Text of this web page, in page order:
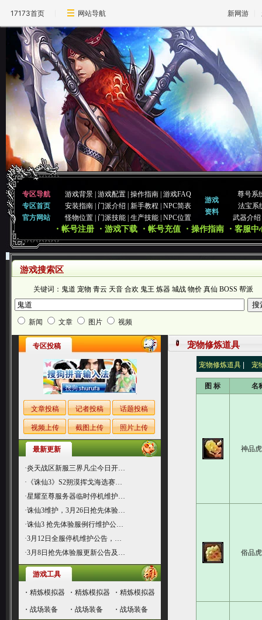
17173首页 网站导航 新网游
专区导航
专区首页
官方网站
游戏背景 |游戏配置 |操作指南 |游戏FAQ
安装指南
门派介绍 |新手教程 |NPC简表
怪物位置
门派技能 |生产技能 |NPC位置
游戏
资料
尊号系
法宝系
武器介绍
・帐号注册 ・游戏下载 ・帐号充值 ・操作指南 ・客服中
游戏搜索区
关键词： 鬼道 宠物 青云 天音 合欢 鬼王 炼器 城战 物价 真仙 BOSS 帮派
新闻 文章 图片 视频
专区投稿
文章投稿 记者投稿 话题投稿
视频上传 截图上传 照片上传
最新更新
·炎天战区新服三界凡尘今日开…
· 《诛仙3》S2朔漠挥戈海选赛…
·星耀至尊服务器临时停机维护…
·诛仙3维护，3月26日抢先体验…
·诛仙3 抢先体验服例行维护公…
·3月12日全服停机维护公告，…
·3月8日抢先体验服更新公告及…
游戏工具
・精炼模拟器 ・精炼模拟器 ・精炼模拟器
・战场装备 ・战场装备 ・战场装备
宠物修炼道具
宠物修炼道具 宠
图 标 名
神品
俗品